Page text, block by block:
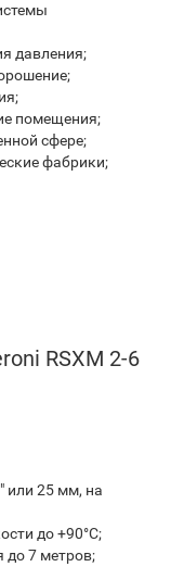
давления;
помещения;
сфере;
фабрики;
RSXM 2-6
или 25 мм, на
до +90°C;
до 7 метров;